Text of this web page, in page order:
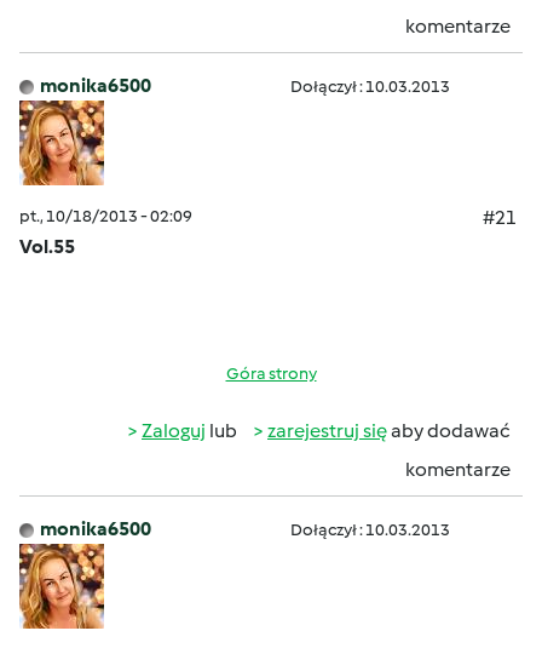
komentarze
monika6500 Dołączył : 10.03.2013
pt., 10/18/2013 - 02:09
#21
Vol.55
Góra strony
Zaloguj lub zarejestruj sięaby dodawać
komentarze
monika6500 Dołączył : 10.03.2013